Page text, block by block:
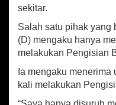
a
s
i
m
a
sekitar.
Salah satu pihak yang
(D) mengaku hanya
melakukan Pengisian
Ia mengaku
kali melakukan